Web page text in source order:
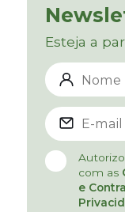
Esteja a
com as
e